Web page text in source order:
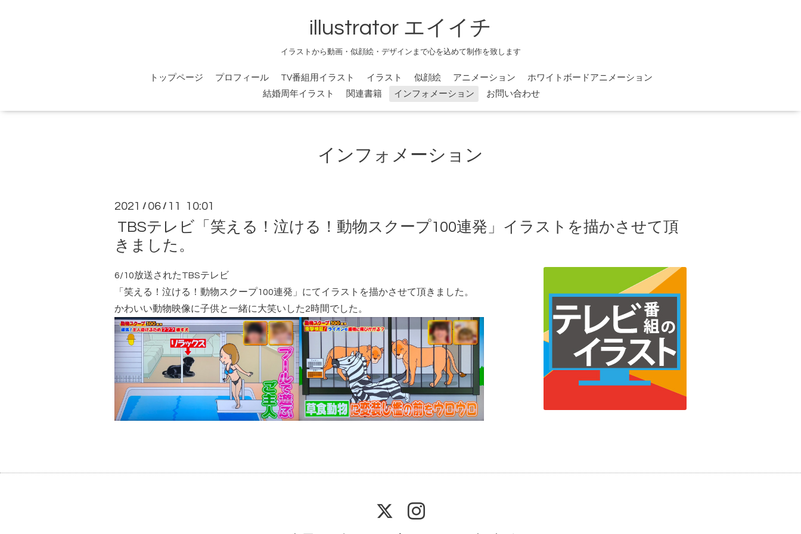
illustrator エイイチ
イラストから動画・似顔絵・デザインまで心を込めて制作を致します
トップページ プロフィール TV番組用イラスト イラスト 似顔絵 アニメーション
ホワイトボードアニメーション
結婚周年イラスト
関連書籍 インフォメーション お問い合わせ
インフォメーション
2021 / 06 / 11 10:01
TBSテレビ「笑える！泣ける！動物スクープ100連発」イラストを描かさせて頂
きました。
6/10放送されたTBSテレビ
「 笑える！泣ける！動物スクープ100連発 」にてイラストを描かさせて頂きました。
かわいい動物映像に子供と一緒に大笑いした2時間でした。